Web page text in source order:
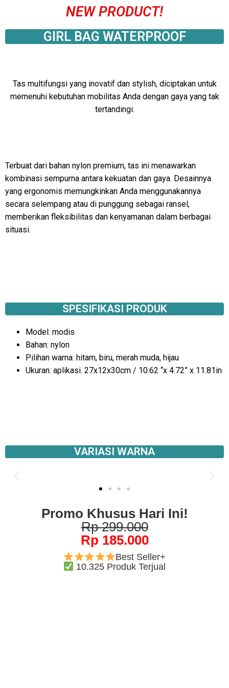
NEW PRODUCT!
GIRL BAG WATERPROOF
Tas multifungsi yang inovatif dan stylish, diciptakan untuk
memenuhi kebutuhan mobilitas Anda dengan gaya yang tak
tertandingi.
Terbuat dari bahan nylon premium, tas ini menawarkan
kombinasi sempurna antara kekuatan dan gaya. Desainnya
yang ergonomis memungkinkan Anda menggunakannya
secara selempang atau di punggung sebagai ransel,
memberikan fleksibilitas dan kenyamanan dalam berbagai
situasi.
SPESIFIKASI PRODUK
Model: modis
Bahan: nylon
Pilihan warna: hitam, biru, merah muda, hijau
Ukuran: aplikasi. 27x12x30cm / 10.62 “x 4.72” x 11.81in
VARIASI WARNA
Promo Khusus Hari Ini!
Rp 299.000
Rp 185.000
Best Seller+
10.325 Produk Terjual